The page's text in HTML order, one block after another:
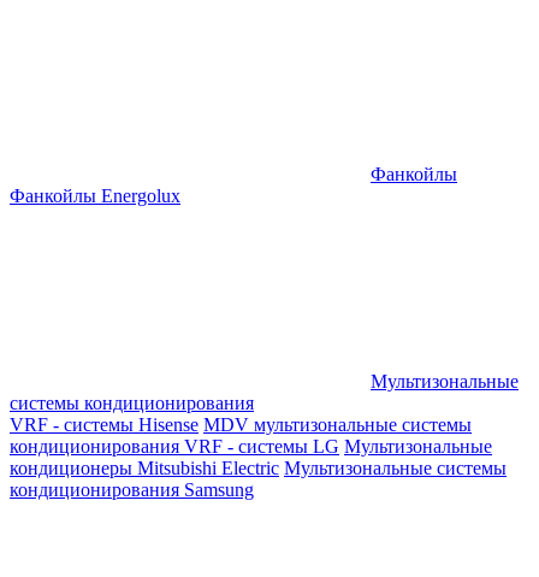
Фанкойлы
Фанкойлы Energolux
Мультизональные
системы кондиционирования
VRF - системы Hisense MDV мультизональные системы
кондиционирования VRF - системы LG Мультизональные
кондиционеры Mitsubishi Electric Мультизональные системы
кондиционирования Samsung